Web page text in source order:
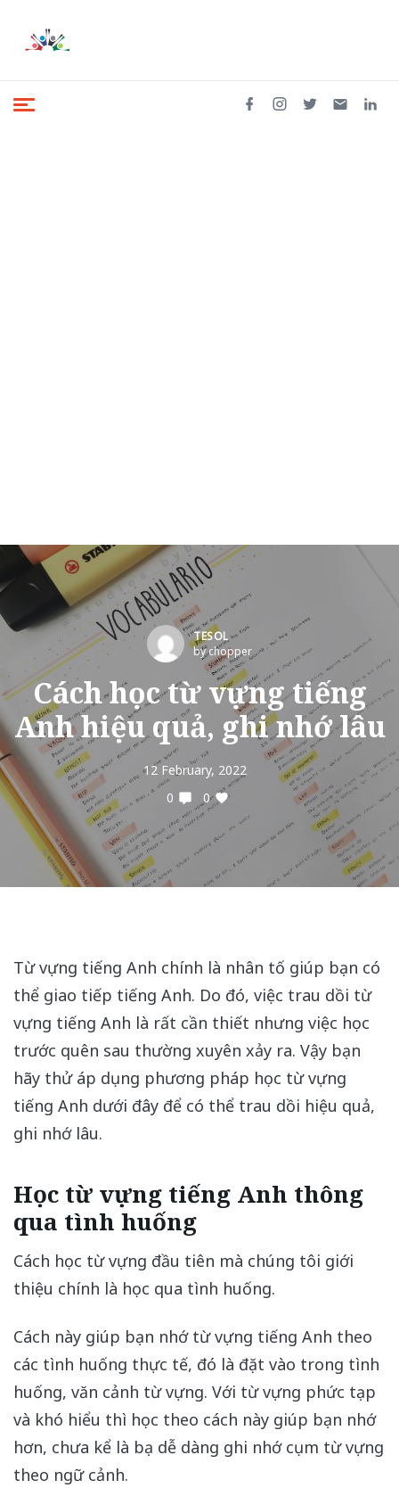
TESOL
by chopper
Cách học từ vựng tiếng
Anh hiệu quả, ghi nhớ lâu
12 February, 2022
0
0
Từ vựng tiếng Anh chính là nhân tố giúp bạn có
thể giao tiếp tiếng Anh. Do đó, việc trau dồi từ
vựng tiếng Anh là rất cần thiết nhưng việc học
trước quên sau thường xuyên xảy ra. Vậy bạn
hãy thử áp dụng phương pháp học từ vựng
tiếng Anh dưới đây để có thể trau dồi hiệu quả,
ghi nhớ lâu.
Học từ vựng tiếng Anh thông
qua tình huống
Cách học từ vựng đầu tiên mà chúng tôi giới
thiệu chính là học qua tình huống.
Cách này giúp bạn nhớ từ vựng tiếng Anh theo
các tình huống thực tế, đó là đặt vào trong tình
huống, văn cảnh từ vựng. Với từ vựng phức tạp
và khó hiểu thì học theo cách này giúp bạn nhớ
hơn, chưa kể là bạ dễ dàng ghi nhớ cụm từ vựng
theo ngữ cảnh.